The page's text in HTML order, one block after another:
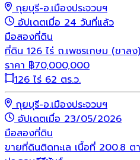
กุยบุรี-อ.เมืองประจวบฯ
อัปเดตเมื่อ 24 วันที่แล้ว
มือสองที่ดิน
ที่ดิน 126 ไร่ ถ.เพชรเกษม (ขาล
ราคา ฿70,000,000
126 ไร่ 62 ตร.ว.
กุยบุรี-อ.เมืองประจวบฯ
อัปเดตเมื่อ 23/05/2026
มือสองที่ดิน
ขายที่ดินติดทะเล เนื้อที่ 200.8 ต